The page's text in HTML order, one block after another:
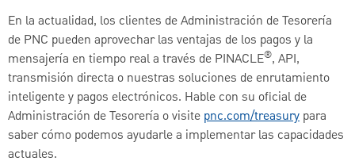
En la actualidad, los clientes de Administración de Tesorería
de PNC pueden aprovechar las ventajas de los pagos y la
mensajería en tiempo real a través de PINACLE®, API,
transmisión directa o nuestras soluciones de enrutamiento
inteligente y pagos electrónicos. Hable con su oficial de
Administración de Tesorería o visite pnc.com/treasury para
saber cómo podemos ayudarle a implementar las capacidades
actuales.